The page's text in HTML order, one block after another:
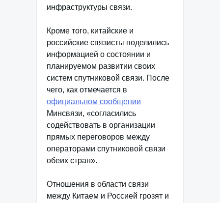
инфраструктуры связи.
Кроме того, китайские и
российские связисты поделились
информацией о состоянии и
планируемом развитии своих
систем спутниковой связи. После
чего, как отмечается в
официальном сообщении
Минсвязи, «согласились
содействовать в организации
прямых переговоров между
операторами спутниковой связи
обеих стран».
Отношения в области связи
между Китаем и Россией грозят и